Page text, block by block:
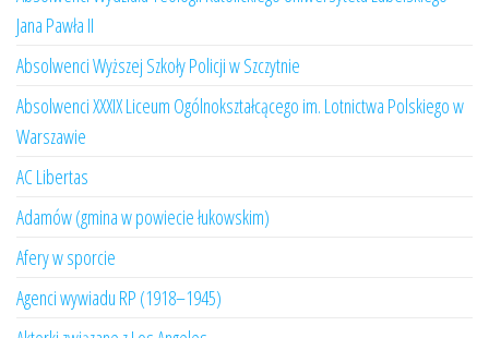
Jana Pawła II
Absolwenci Wyższej Szkoły Policji w Szczytnie
Absolwenci XXXIX Liceum Ogólnokształcącego im. Lotnictwa Polskiego w
Warszawie
AC Libertas
Adamów (gmina w powiecie łukowskim)
Afery w sporcie
Agenci wywiadu RP (1918–1945)